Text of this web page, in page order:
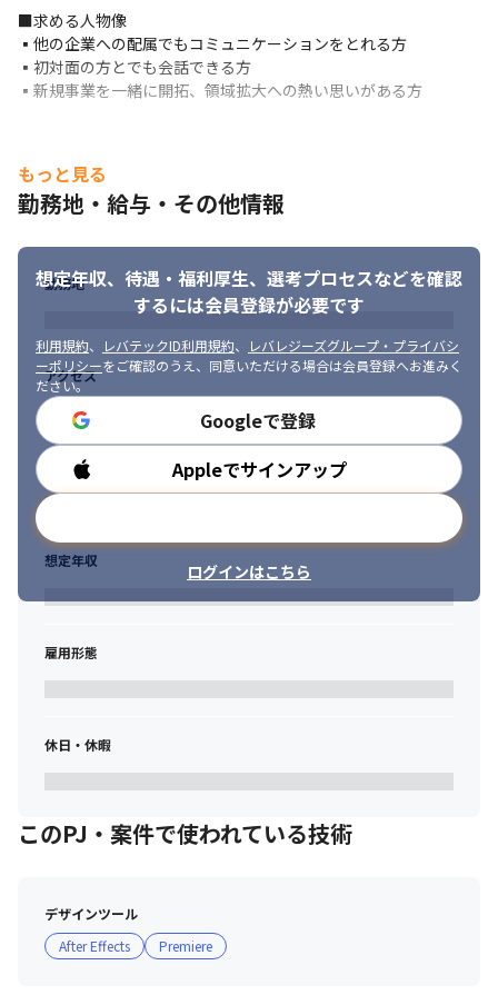
■求める人物像
▪️他の企業への配属でもコミュニケーションをとれる方
▪️初対面の方とでも会話できる方
▪️新規事業を一緒に開拓、領域拡大への熱い思いがある方
もっと見る
勤務地・給与・その他情報
想定年収、待遇・福利厚生、 選考プロセスなどを確認
するには会員登録が必要です
利用規約、 レバテックID利用規約、
レバレジーズグループ・プライバシ
ーポリシーをご確認のうえ、同意いただける場合は会員登録へお進みく
ださい。
Googleで登録
Appleでサインアップ
ログインはこちら
勤務地
アクセス
勤務時間
想定年収
雇用形態
休日・休暇
このPJ・案件で使われている技術
デザインツール
After Effects
Premiere